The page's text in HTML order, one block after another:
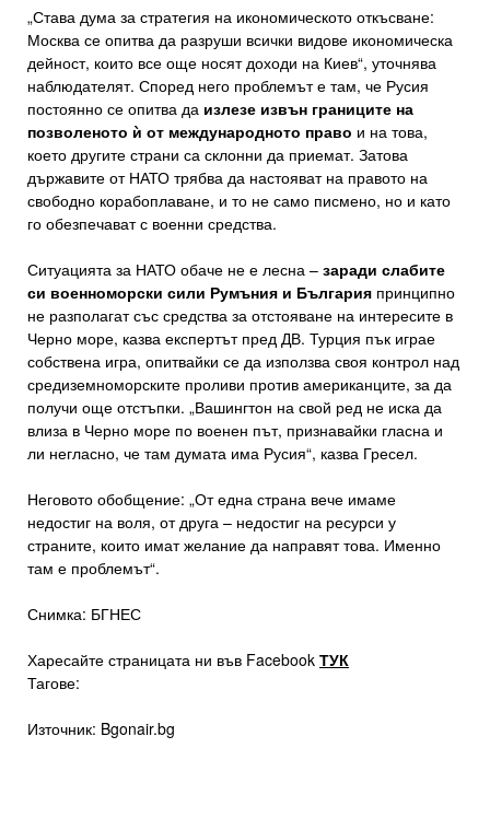
„Става дума за стратегия на икономическото откъсване:
Москва се опитва да разруши всички видове икономическа
дейност, които все още носят доходи на Киев“, уточнява
наблюдателят. Според него проблемът е там, че Русия
постоянно се опитва да излезе извън границите на
позволеното ѝ от международното право и на това,
което другите страни са склонни да приемат. Затова
държавите от НАТО трябва да настояват на правото на
свободно корабоплаване, и то не само писмено, но и като
го обезпечават с военни средства.
Ситуацията за НАТО обаче не е лесна – заради слабите
си военноморски сили Румъния и България принципно
не разполагат със средства за отстояване на интересите в
Черно море, казва експертът пред ДВ. Турция пък играе
собствена игра, опитвайки се да използва своя контрол над
средиземноморските проливи против американците, за да
получи още отстъпки. „Вашингтон на свой ред не иска да
влиза в Черно море по военен път, признавайки гласна и
ли негласно, че там думата има Русия“, казва Гресел.
Неговото обобщение: „От една страна вече имаме
недостиг на воля, от друга – недостиг на ресурси у
страните, които имат желание да направят това. Именно
там е проблемът“.
Снимка: БГНЕС
Харесайте страницата ни във Facebook ТУК
Тагове:
Източник: Bgonair.bg